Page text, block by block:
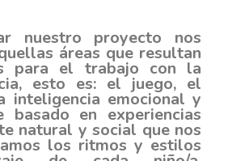
nuestro proyecto nos
áreas que resultan
para el trabajo con la
esto es: el juego, el
inteligencia emocional y
basado en experiencias
natural y social que nos
los ritmos y estilos